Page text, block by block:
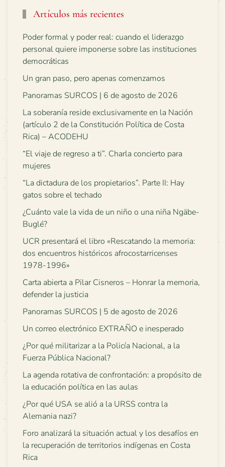
Artículos más recientes
Poder formal y poder real: cuando el liderazgo
personal quiere imponerse sobre las instituciones
democráticas
Un gran paso, pero apenas comenzamos
Panoramas SURCOS | 6 de agosto de 2026
La soberanía reside exclusivamente en la Nación
(artículo 2 de la Constitución Política de Costa
Rica) – ACODEHU
“El viaje de regreso a ti”. Charla concierto para
mujeres
“La dictadura de los propietarios”. Parte II: Hay
gatos sobre el techado
¿Cuánto vale la vida de un niño o una niña Ngäbe-
Buglé?
UCR presentará el libro «Rescatando la memoria:
dos encuentros históricos afrocostarricenses
1978-1996»
Carta abierta a Pilar Cisneros – Honrar la memoria,
defender la justicia
Panoramas SURCOS | 5 de agosto de 2026
Un correo electrónico EXTRAÑO e inesperado
¿Por qué militarizar a la Policía Nacional, a la
Fuerza Pública Nacional?
La agenda rotativa de confrontación: a propósito de
la educación política en las aulas
¿Por qué USA se alió a la URSS contra la
Alemania nazi?
Foro analizará la situación actual y los desafíos en
la recuperación de territorios indígenas en Costa
Rica